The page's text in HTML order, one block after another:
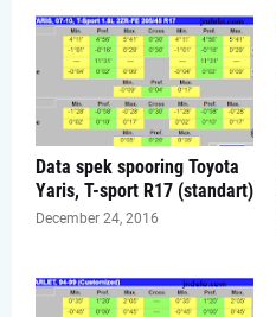
Data spek spooring Toyota
Yaris, T-sport R17 (standart)
December 24, 2016